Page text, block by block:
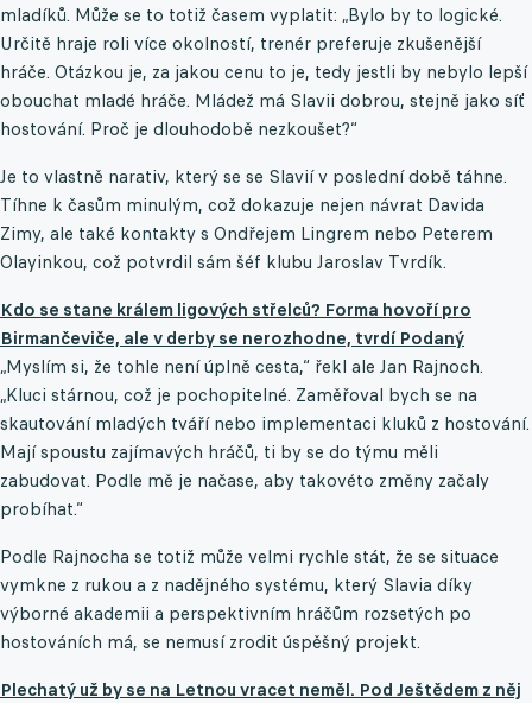
mladíků. Může se to totiž časem vyplatit: „Bylo by to logické.
Určitě hraje roli více okolností, trenér preferuje zkušenější
hráče. Otázkou je, za jakou cenu to je, tedy jestli by nebylo lepší
obouchat mladé hráče. Mládež má Slavii dobrou, stejně jako síť
hostování. Proč je dlouhodobě nezkoušet?“
Je to vlastně narativ, který se se Slavií v poslední době táhne.
Tíhne k časům minulým, což dokazuje nejen návrat Davida
Zimy, ale také kontakty s Ondřejem Lingrem nebo Peterem
Olayinkou, což potvrdil sám šéf klubu Jaroslav Tvrdík.
Kdo se stane králem ligových střelců? Forma hovoří pro
Birmančeviče, ale v derby se nerozhodne, tvrdí Podaný
„Myslím si, že tohle není úplně cesta,“ řekl ale Jan Rajnoch.
„Kluci stárnou, což je pochopitelné. Zaměřoval bych se na
skautování mladých tváří nebo implementaci kluků z hostování.
Mají spoustu zajímavých hráčů, ti by se do týmu měli
zabudovat. Podle mě je načase, aby takovéto změny začaly
probíhat.“
Podle Rajnocha se totiž může velmi rychle stát, že se situace
vymkne z rukou a z nadějného systému, který Slavia díky
výborné akademii a perspektivním hráčům rozsetých po
hostováních má, se nemusí zrodit úspěšný projekt.
Plechatý už by se na Letnou vracet neměl. Pod Ještědem z něj